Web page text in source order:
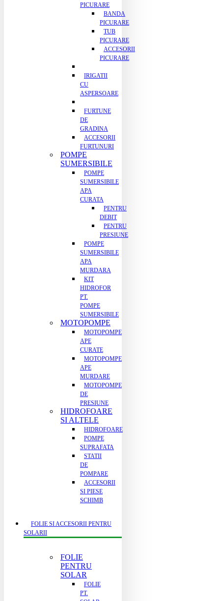
PICURARE
BANDA
PICURARE
TUB
PICURARE
ACCESORII
PICURARE
IRIGATII
CU
ASPERSOARE
FURTUNE
DE
GRADINA
ACCESORII
FURTUNURI
POMPE
SUMERSIBILE
POMPE
SUMERSIBILE
APA
CURATA
PENTRU
DEBIT
PENTRU
PRESIUNE
POMPE
SUMERSIBILE
APA
MURDARA
KIT
HIDROFOR
PT.
POMPE
SUMERSIBILE
MOTOPOMPE
MOTOPOMPE
APE
CURATE
MOTOPOMPE
APE
MURDARE
MOTOPOMPE
DE
PRESIUNE
HIDROFOARE
SI ALTELE
HIDROFOARE
POMPE
SUPRAFATA
STATII
DE
POMPARE
ACCESORII
SI PIESE
SCHIMB
FOLIE SI ACCESORII PENTRU
SOLARII
FOLIE
PENTRU
SOLAR
FOLIE
PT.